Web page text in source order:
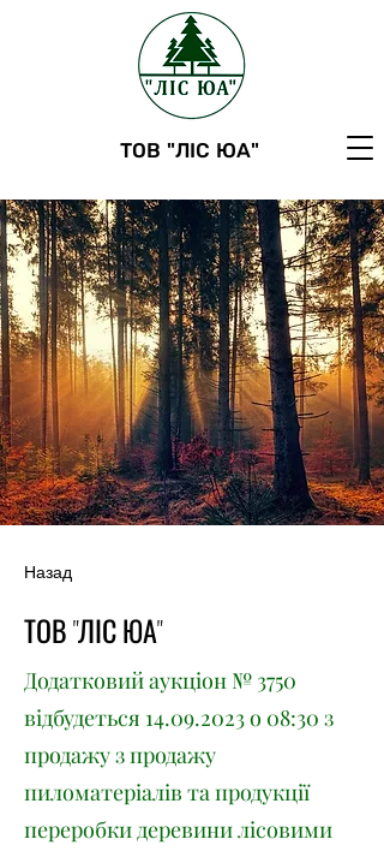
ТОВ "ЛІС ЮА"
Назад
ТОВ "ЛІС ЮА"
Додатковий аукціон № 3750
відбудеться 14.09.2023о 08:30 з
продажу з продажу
пиломатеріалів та продукції
переробки деревини лісовими